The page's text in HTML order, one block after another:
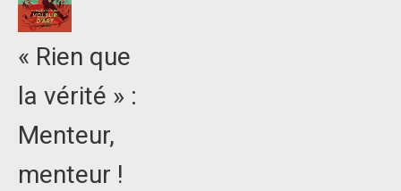
« Rien que
la vérité » :
Menteur,
menteur !